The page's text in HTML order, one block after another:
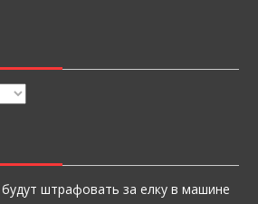
штрафовать за елку в машине